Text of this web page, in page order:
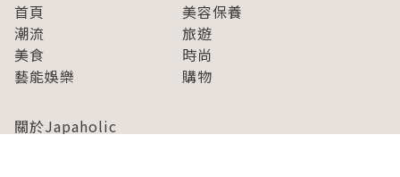
首頁
美容保養
潮流
旅遊
美食
時尚
藝能娛樂
購物
關於Japaholic